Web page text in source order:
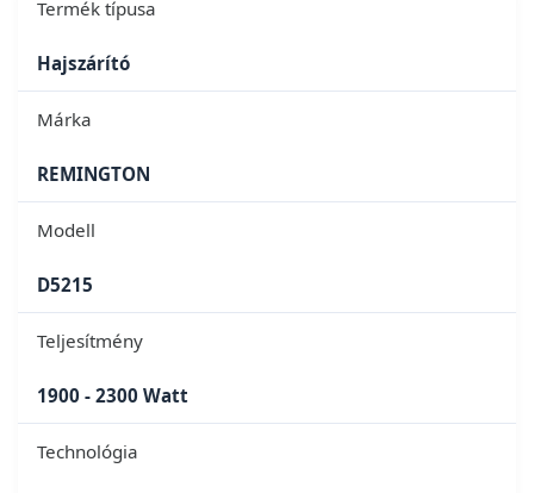
Termék típusa
Hajszárító
Márka
REMINGTON
Modell
D5215
Teljesítmény
1900 - 2300 Watt
Technológia